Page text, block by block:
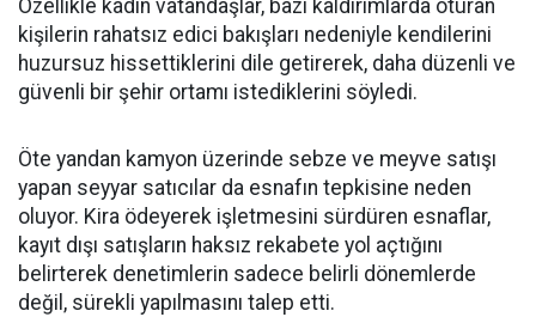
Özellikle kadın vatandaşlar, bazı kaldırımlarda oturan
kişilerin rahatsız edici bakışları nedeniyle kendilerini
huzursuz hissettiklerini dile getirerek, daha düzenli ve
güvenli bir şehir ortamı istediklerini söyledi.
Öte yandan kamyon üzerinde sebze ve meyve satışı
yapan seyyar satıcılar da esnafın tepkisine neden
oluyor. Kira ödeyerek işletmesini sürdüren esnaflar,
kayıt dışı satışların haksız rekabete yol açtığını
belirterek denetimlerin sadece belirli dönemlerde
değil, sürekli yapılmasını talep etti.